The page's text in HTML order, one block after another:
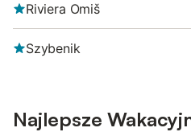
Riviera Omiš
Szybenik
Najlepsze